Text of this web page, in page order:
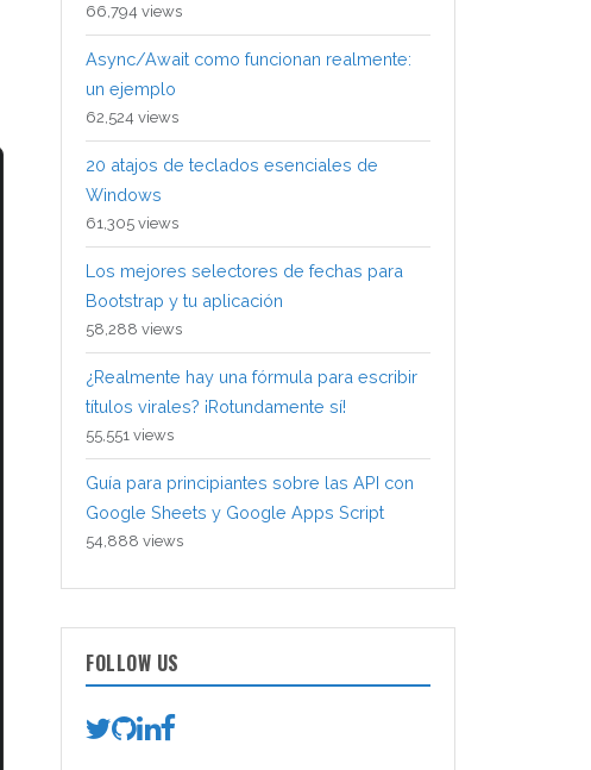
66,794 views
Async/Await como funcionan realmente:
un ejemplo
62,524 views
20 atajos de teclados esenciales de
Windows
61,305 views
Los mejores selectores de fechas para
Bootstrap y tu aplicación
58,288 views
¿Realmente hay una fórmula para escribir
títulos virales? ¡Rotundamente sí!
55,551 views
Guía para principiantes sobre las API con
Google Sheets y Google Apps Script
54,888 views
FOLLOW US